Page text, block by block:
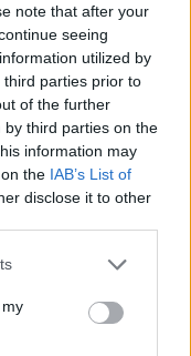
note that after your
seeing
utilized by
parties prior to
of the further
third parties on the
information may
the IAB’s List of
disclose it to other
έρωτα και η
μία
γεμάτη